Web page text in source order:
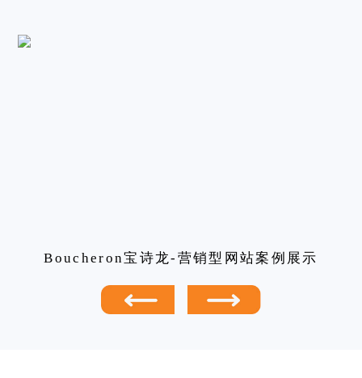
Boucheron宝诗龙-营销型网站案例展示